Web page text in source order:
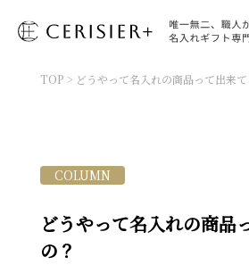
TOP > どうやって名入れの商品って出来て
COLUMN
どうやって名入れの商品
の？